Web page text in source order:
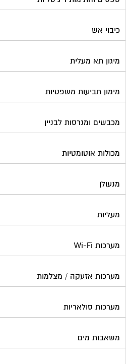
כיבוי אש
מיגון תא מעלית
מימון תביעות משפטיות
מכבשים ומגרסות לבניין
מכולות אוטומטיות
מנעולן
מעליות
מערכות Wi-Fi
מערכות אזעקה / מצלמות
מערכות סולאריות
משאבות מים